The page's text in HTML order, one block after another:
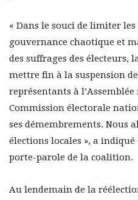
« Dans le souci de limiter les
gouvernance chaotique et
des suffrages des électeurs,
mettre fin à la suspension
représentants à
Commission électorale
ses démembrements. Nous
élections locales », a
porte-parole de la coalition.
Au lendemain de la